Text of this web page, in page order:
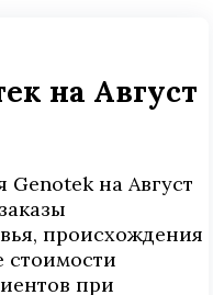
на Август
на Август
происхождения
стоимости
при